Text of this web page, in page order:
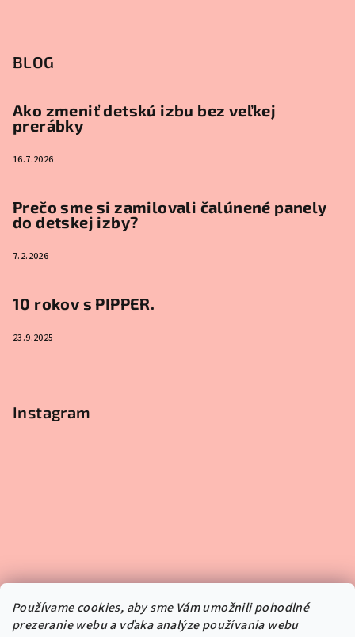
Používame cookies, aby sme Vám umožnili pohodlné
prezeranie webu a vďaka analýze používania webu
BLOG
Ako zmeniť detskú izbu bez veľkej
prerábky
16.7.2026
Prečo sme si zamilovali čalúnené panely
do detskej izby?
7.2.2026
10 rokov s PIPPER.
23.9.2025
Instagram